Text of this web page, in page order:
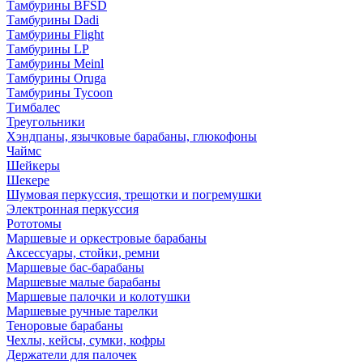
Тамбурины BFSD
Тамбурины Dadi
Тамбурины Flight
Тамбурины LP
Тамбурины Meinl
Тамбурины Oruga
Тамбурины Tycoon
Тимбалес
Треугольники
Хэндпаны, язычковые барабаны, глюкофоны
Чаймс
Шейкеры
Шекере
Шумовая перкуссия, трещотки и погремушки
Электронная перкуссия
Рототомы
Маршевые и оркестровые барабаны
Аксессуары, стойки, ремни
Маршевые бас-барабаны
Маршевые малые барабаны
Маршевые палочки и колотушки
Маршевые ручные тарелки
Теноровые барабаны
Чехлы, кейсы, сумки, кофры
Держатели для палочек